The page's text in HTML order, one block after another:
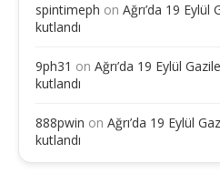
spintimeph on Ağrı’da 19
kutlandı
9ph31 on Ağrı’da 19 Eylül
kutlandı
888pwin on Ağrı’da 19 Eylül
kutlandı